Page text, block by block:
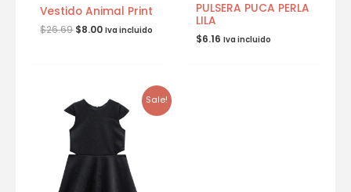
Vestido Animal Print
$26.69 $8.00 Iva incluido
PULSERA PUCA PERLA
LILA
$6.16 Iva incluido
Sale!